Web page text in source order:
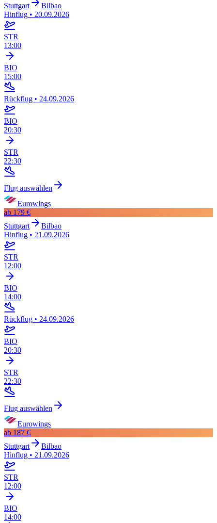
Stuttgart
Bilbao
Hinflug • 20.09.2026
STR
13:00
BIO
15:00
Rückflug • 24.09.2026
BIO
20:30
STR
22:30
Flug auswählen
Eurowings
ab 179 €
Stuttgart
Bilbao
Hinflug • 21.09.2026
STR
12:00
BIO
14:00
Rückflug • 24.09.2026
BIO
20:30
STR
22:30
Flug auswählen
Eurowings
ab 187 €
Stuttgart
Bilbao
Hinflug • 21.09.2026
STR
12:00
BIO
14:00